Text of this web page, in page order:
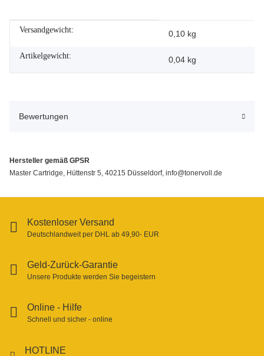
Produkteigenschaft
Wert
Versandgewicht: 0,10 kg
Artikelgewicht: 0,04 kg
Bewertungen
Hersteller gemäß GPSR
Master Cartridge, Hüttenstr 5, 40215 Düsseldorf, info@tonervoll.de
Kostenloser Versand
Deutschlandweit per DHL ab 49,90- EUR
Geld-Zurück-Garantie
Unsere Produkte werden Sie begeistern
Online - Hilfe
Schnell und sicher - online
HOTLINE